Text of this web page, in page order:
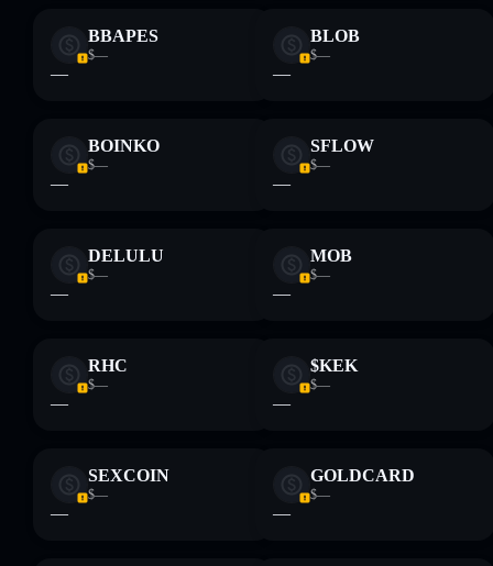
BBAPES
$—
—
BLOB
$—
—
BOINKO
$—
—
SFLOW
$—
—
DELULU
$—
—
MOB
$—
—
RHC
$—
—
$KEK
$—
—
SEXCOIN
$—
—
GOLDCARD
$—
—